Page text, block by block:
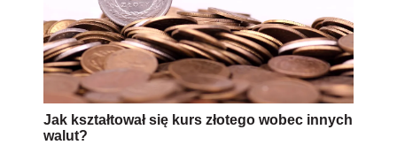
Jak kształtował się kurs złotego wobec innych
walut?